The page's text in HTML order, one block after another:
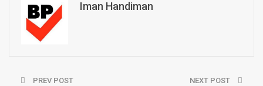
Iman Handiman
PREV POST NEXT POST